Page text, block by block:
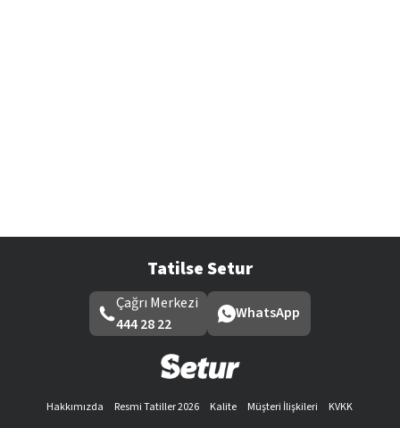
Tatilse Setur
Çağrı Merkezi
444 28 22
WhatsApp
Hakkımızda Resmi Tatiller 2026 Kalite Müşteri İlişkileri
KVKK